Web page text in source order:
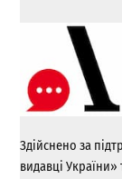
Здійснено за
видавці